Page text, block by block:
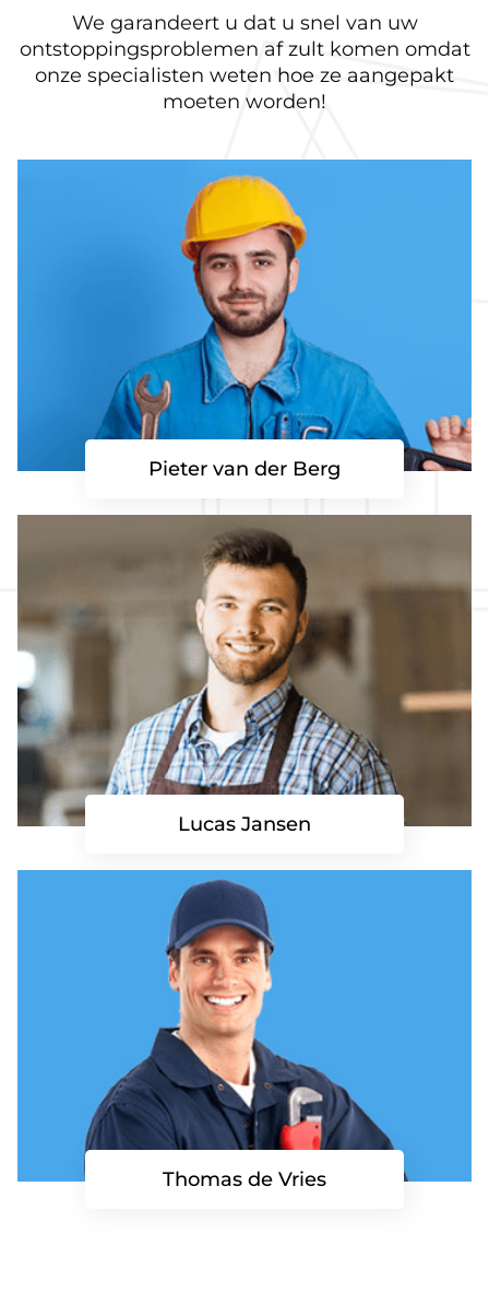
We garandeert u dat u snel van uw
ontstoppingsproblemen af zult komen omdat
onze specialisten weten hoe ze aangepakt
moeten worden!
Pieter van der Berg
Lucas Jansen
Thomas de Vries